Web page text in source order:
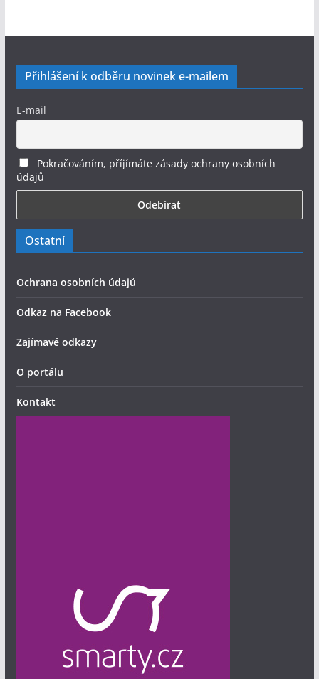
Přihlášení k odběru novinek e-mailem
E-mail
Pokračováním, příjímáte zásady ochrany osobních
údajů
Ostatní
Ochrana osobních údajů
Odkaz na Facebook
Zajímavé odkazy
O portálu
Kontakt